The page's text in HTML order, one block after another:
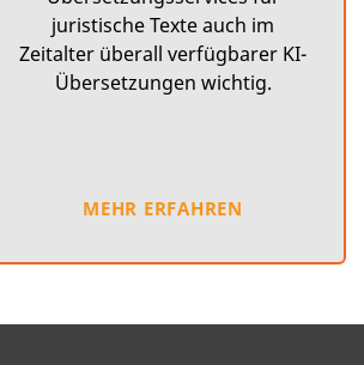
juristische Texte auch im
Zeitalter überall verfügbarer KI-
Übersetzungen wichtig.
MEHR ERFAHREN